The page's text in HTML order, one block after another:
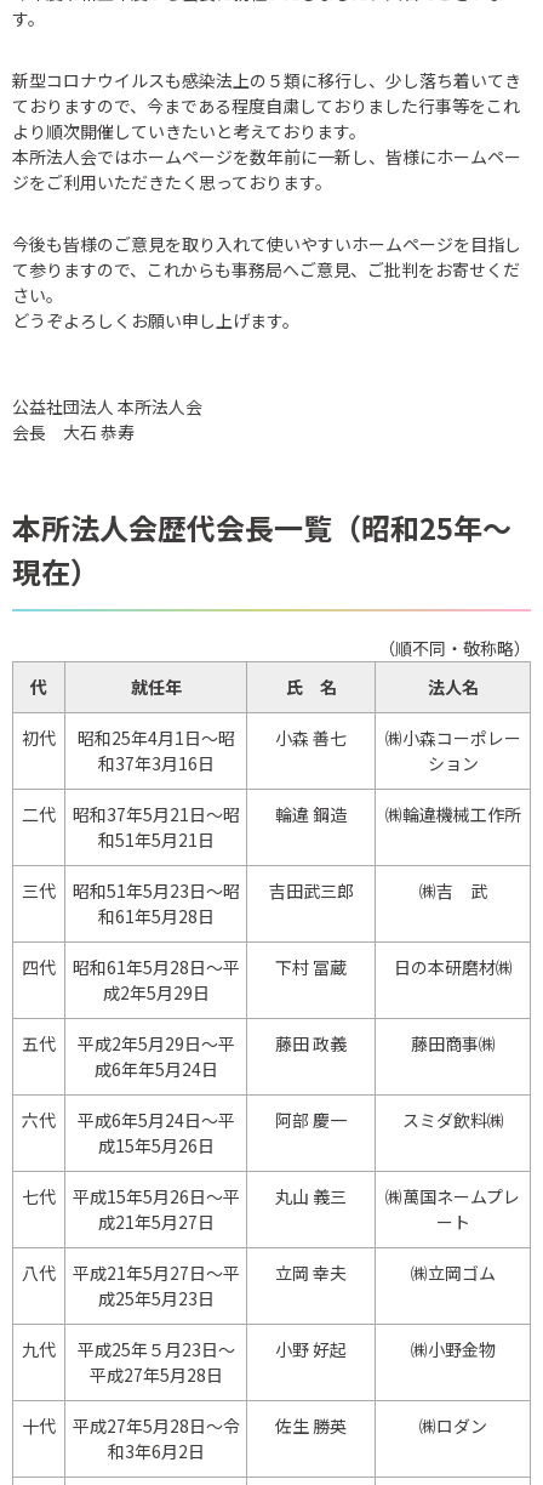
す。
新型コロナウイルスも感染法上の５類に移行し、少し落ち着いてき
ておりますので、 今まである程度自粛しておりました行事等をこれ
より順次開催していきたいと考えております。
本所法人会ではホームページを数年前に一新し、皆様にホームペー
ジをご利用いただきたく思っております。
今後も皆様のご意見を取り入れて使いやすいホームページを目指し
て参りますので、 これからも事務局へご意見、ご批判をお寄せくだ
さい。
どうぞよろしくお願い申し上げます。
公益社団法人 本所法人会
会長 大石 恭寿
本所法人会歴代会長一覧（昭和25年～
現在）
（順不同・敬称略）
代
就任年 氏 名 法人名
初代
昭和25年4月1日～昭
和37年3月16日
小森 善七
㈱小森コーポレー
ション
二代
昭和37年5月21日～昭
和51年5月21日
輪違 鋼造 ㈱輪違機械工作所
三代
昭和51年5月23日～昭
和61年5月28日
吉田武三郎 ㈱吉 武
四代
昭和61年5月28日～平
成2年5月29日
下村 冨蔵 日の本研磨材㈱
五代
平成2年5月29日～平
成6年年5月24日
藤田 政義 藤田商事㈱
六代
平成6年5月24日～平
成15年5月26日
阿部 慶一 スミダ飲料㈱
七代
平成15年5月26日～平
成21年5月27日
丸山 義三
㈱萬国ネームプレ
ート
八代
平成21年5月27日～平
成25年5月23日
立岡 幸夫 ㈱立岡ゴム
九代
平成25年５月23日～
平成27年5月28日
小野 好起 ㈱小野金物
十代
平成27年5月28日～令
和3年6月2日
佐生 勝英 ㈱ロダン